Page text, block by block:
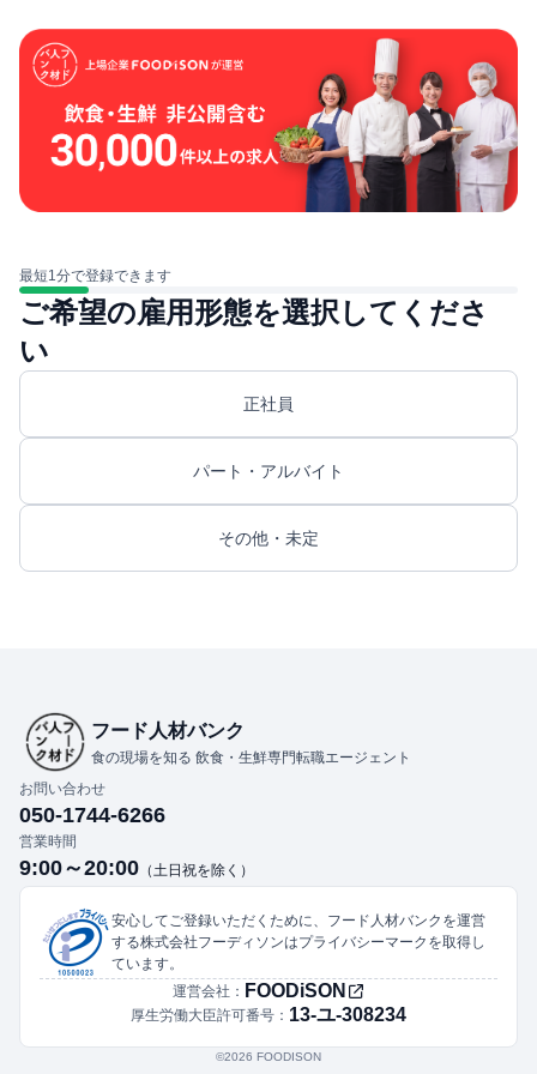
最短1分で登録できます
ご希望の雇用形態を選択してくださ
い
正社員
パート・アルバイト
その他・未定
フード人材バンク
食の現場を知る 飲食・生鮮専門転職エージェント
お問い合わせ
050-1744-6266
営業時間
9:00～20:00 （土日祝を除く）
安心してご登録いただくために、フード人材バンクを運営
する株式会社フーディソンはプライバシーマークを取得し
ています。
運営会社： FOODiSON
厚生労働大臣許可番号： 13-ユ-308234
©︎2026 FOODISON